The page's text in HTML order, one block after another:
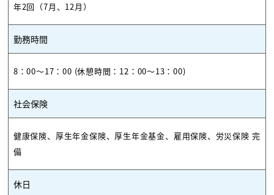
年2回（7月、12月）
勤務時間
8：00～17：00 (休憩時間：12：00～13：00)
社会保険
健康保険、厚生年金保険、厚生年金基金、雇用保険、労災保険 完
備
休日